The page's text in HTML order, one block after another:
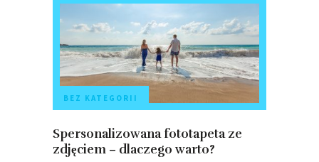
BEZ KATEGORII
Spersonalizowana fototapeta ze
zdjęciem – dlaczego warto?